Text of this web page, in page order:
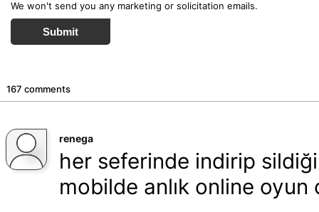
We won't send you any marketing or solicitation emails.
Submit
167 comments
renega
her seferinde indirip
mobilde anlık online oyun